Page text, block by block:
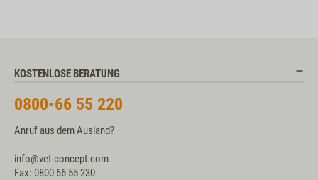
KOSTENLOSE BERATUNG
0800-66 55 220
Anruf aus dem Ausland?
info@vet-concept.com
Fax: 0800 66 55 230